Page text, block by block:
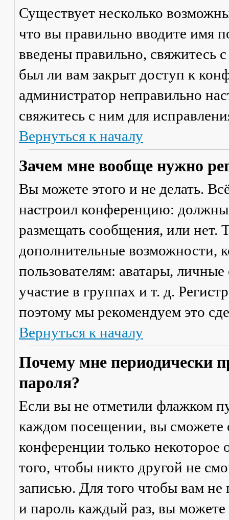
Существует несколько
что вы правильно вводите имя
введены правильно, свяжитесь
был ли вам закрыт доступ к
администратор неправильно
свяжитесь с ним для
Вернуться к началу
Зачем мне вообще нужно
Вы можете этого и не делать.
настроил конференцию: должны
размещать сообщения, или нет.
дополнительные возможности,
пользователям: аватары,
участие в группах и т. д.
поэтому мы рекомендуем это
Вернуться к началу
Почему мне периодически
пароля?
Если вы не отметили флажком
каждом посещении, вы сможете
конференции только некоторое
того, чтобы никто другой не
записью. Для того чтобы вам не
и пароль каждый раз, вы